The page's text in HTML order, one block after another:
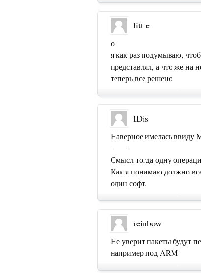
littre
о
я как раз подумываю,
представлял, а что же на
теперь все решено
IDis
Наверное имелась ввиду
——
Смысл тогда одну
Как я понимаю должно все
один софт.
reinbow
Не уверит пакеты будут
например под ARM